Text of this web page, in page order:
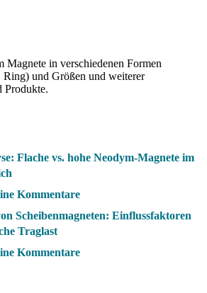
in verschiedenen Formen
Ring) und Größen und weiterer
Produkte.
Flache vs. hohe Neodym-Magnete im
Kommentare
Scheibenmagneten: Einflussfaktoren
Traglast
Kommentare